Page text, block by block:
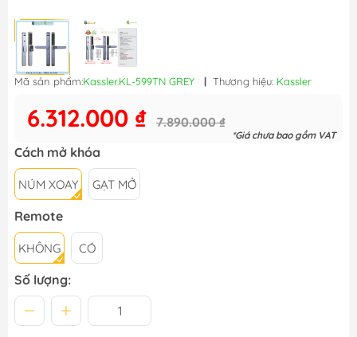
Mã sản phẩm:Kassler.KL-599TN GREY | Thương hiệu: Kassler
6.312.000 ₫ 7.890.000 ₫
*Giá chưa bao gồm VAT
Cách mở khóa
NÚM XOAY GẠT MỞ
Remote
KHÔNG CÓ
Số lượng: